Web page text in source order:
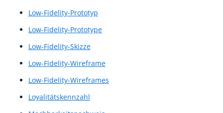
Klickpfadanalyse
Klickpfade
Kommunikationsdesign
Konkurrenzanalyse
Kontext-Analyse